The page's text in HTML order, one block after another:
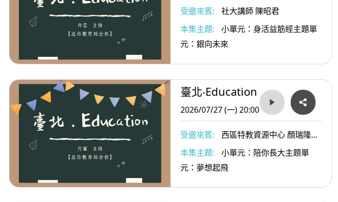
受邀來賓:
社大講師 陳昭君
本集主題:
小單元：身活益筋經主題單
元：銀向未來
臺北‧Education
2026/07/27 (一) 20:00
受邀來賓:
西區特教資源中心 顏瑞隆主
任
本集主題:
小單元：陪你長大主題單
元：夢想起飛